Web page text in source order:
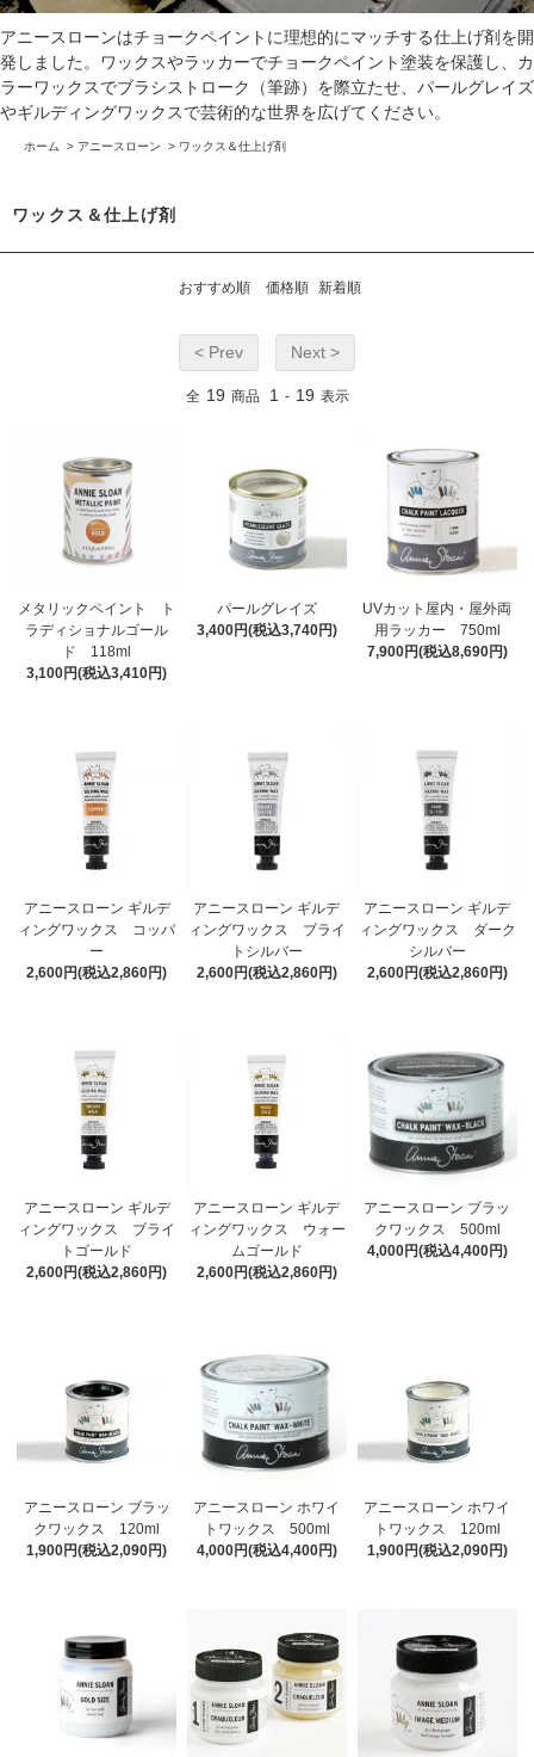
アニースローンはチョークペイントに理想的にマッチする仕上げ剤を開
発しました。ワックスやラッカーでチョークペイント塗装を保護し、カ
ラーワックスでブラシストローク（筆跡）を際立たせ、パールグレイズ
やギルディングワックスで芸術的な世界を広げてください。
ホーム > アニースローン > ワックス＆仕上げ剤
ワックス＆仕上げ剤
おすすめ順 価格順 新着順
< Prev Next >
全 19 商品 1 - 19 表示
メタリックペイント ト
ラディショナルゴール
ド 118ml
3,100円(税込3,410円)
パールグレイズ
3,400円(税込3,740円)
UVカット屋内・屋外両
用ラッカー 750ml
7,900円(税込8,690円)
アニースローン ギルデ
ィングワックス コッパ
ー
2,600円(税込2,860円)
アニースローン ギルデ
ィングワックス ブライ
トシルバー
2,600円(税込2,860円)
アニースローン ギルデ
ィングワックス ダーク
シルバー
2,600円(税込2,860円)
アニースローン ギルデ
ィングワックス ブライ
トゴールド
2,600円(税込2,860円)
アニースローン ギルデ
ィングワックス ウォー
ムゴールド
2,600円(税込2,860円)
アニースローン ブラッ
クワックス 500ml
4,000円(税込4,400円)
アニースローン ブラッ
クワックス 120ml
1,900円(税込2,090円)
アニースローン ホワイ
トワックス 500ml
4,000円(税込4,400円)
アニースローン ホワイ
トワックス 120ml
1,900円(税込2,090円)